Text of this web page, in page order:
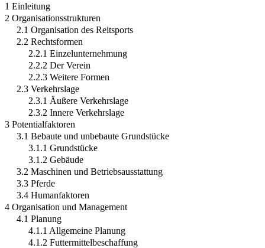
1 Einleitung
2 Organisationsstrukturen
2.1 Organisation des Reitsports
2.2 Rechtsformen
2.2.1 Einzelunternehmung
2.2.2 Der Verein
2.2.3 Weitere Formen
2.3 Verkehrslage
2.3.1 Äußere Verkehrslage
2.3.2 Innere Verkehrslage
3 Potentialfaktoren
3.1 Bebaute und unbebaute Grundstücke
3.1.1 Grundstücke
3.1.2 Gebäude
3.2 Maschinen und Betriebsausstattung
3.3 Pferde
3.4 Humanfaktoren
4 Organisation und Management
4.1 Planung
4.1.1 Allgemeine Planung
4.1.2 Futtermittelbeschaffung